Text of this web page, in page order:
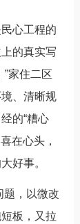
心工程的
的真实写
家住二区
、清晰规
的“糟心
在心头，
好事。
，以微改
板，又拉